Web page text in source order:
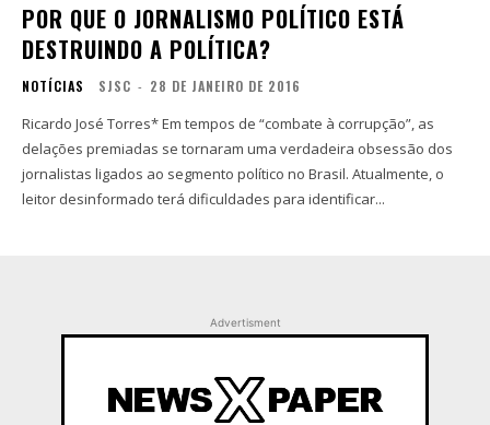
POR QUE O JORNALISMO POLÍTICO ESTÁ
DESTRUINDO A POLÍTICA?
NOTÍCIAS SJSC - 28 DE JANEIRO DE 2016
Ricardo José Torres* Em tempos de “combate à corrupção”, as
delações premiadas se tornaram uma verdadeira obsessão dos
jornalistas ligados ao segmento político no Brasil. Atualmente, o
leitor desinformado terá dificuldades para identificar...
Advertisment